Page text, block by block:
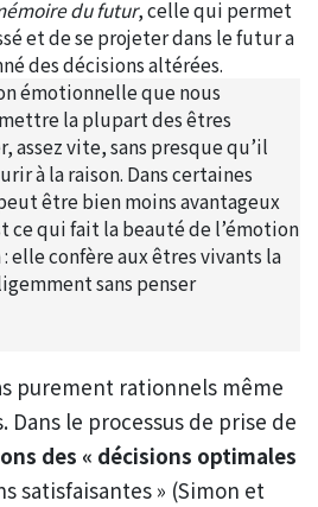
du futur, celle qui permet
et de se projeter dans le futur a
des décisions altérées.
émotionnelle que nous
la plupart des êtres
assez vite, sans presque qu’il
à la raison. Dans certaines
être bien moins avantageux
ce qui fait la beauté de l’émotion
elle confère aux êtres vivants la
sans penser
purement rationnels même
Dans le processus de prise de
des « décisions optimales
satisfaisantes » (Simon et